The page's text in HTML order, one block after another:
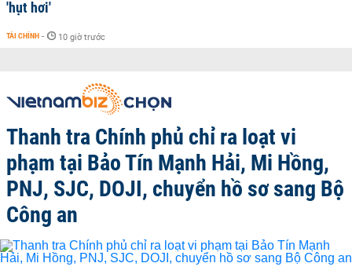
'hụt hơi'
TÀI CHÍNH - 10 giờ trước
Thanh tra Chính phủ chỉ ra loạt vi
phạm tại Bảo Tín Mạnh Hải, Mi Hồng,
PNJ, SJC, DOJI, chuyển hồ sơ sang Bộ
Công an